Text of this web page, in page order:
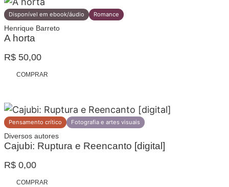
Disponível em ebook/áudio Romance
Henrique Barreto
A horta
R$ 50,00
COMPRAR
Fotografia e artes visuais
Pensamento crítico
Diversos autores
Cajubi: Ruptura e Reencanto [digital]
R$ 0,00
COMPRAR